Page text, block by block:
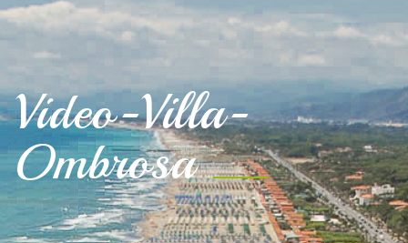
Video-Villa-
Ombrosa